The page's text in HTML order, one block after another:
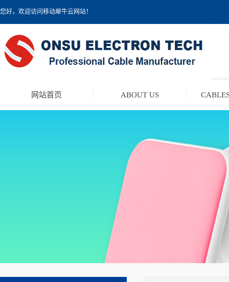
您好，欢迎访问移动犀牛云网站！
网站首页 ABOUT US